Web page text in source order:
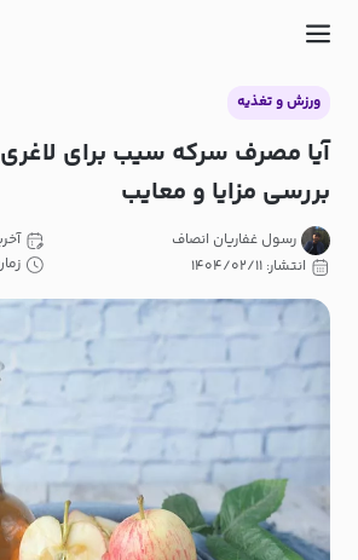
ورزش و تغذیه
آیا مصرف سرکه سیب برای لاغری
بررسی مزایا و معایب
رسول غفاریان انصاف
انتشار: ۱۴۰۴/۰۲/۱۱